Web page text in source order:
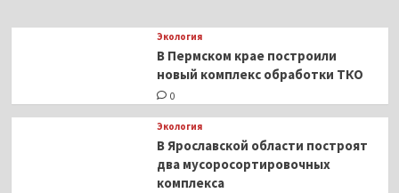
Экология
В Пермском крае построили
новый комплекс обработки ТКО
0
Экология
В Ярославской области построят
два мусоросортировочных
комплекса